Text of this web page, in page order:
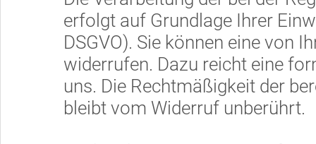
erfolgt auf Grundlage Ihrer
DSGVO). Sie können eine von
widerrufen. Dazu reicht eine
uns. Die Rechtmäßigkeit der
bleibt vom Widerruf unberührt.